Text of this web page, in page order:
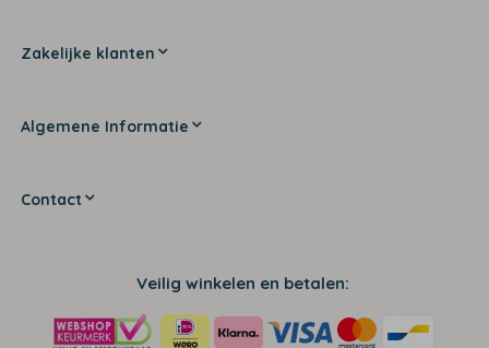
Zakelijke klanten
Algemene Informatie
Contact
Veilig winkelen en betalen: